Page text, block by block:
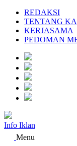
REDAKSI
TENTANG
KERJASAMA
PEDOMAN
Info Iklan
Menu